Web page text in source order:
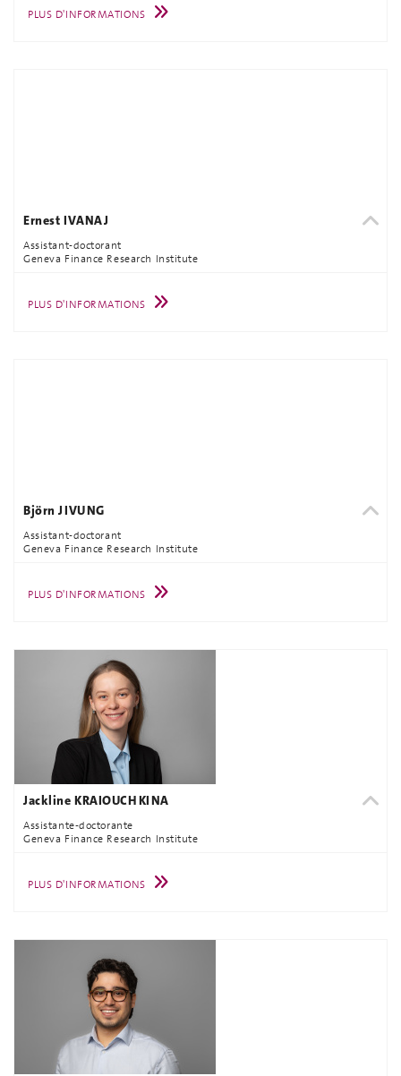
PLUS D'INFORMATIONS
Ernest IVANAJ
Assistant-doctorant
Geneva Finance Research Institute
PLUS D'INFORMATIONS
Björn JIVUNG
Assistant-doctorant
Geneva Finance Research Institute
PLUS D'INFORMATIONS
Jackline KRAIOUCHKINA
Assistante-doctorante
Geneva Finance Research Institute
PLUS D'INFORMATIONS